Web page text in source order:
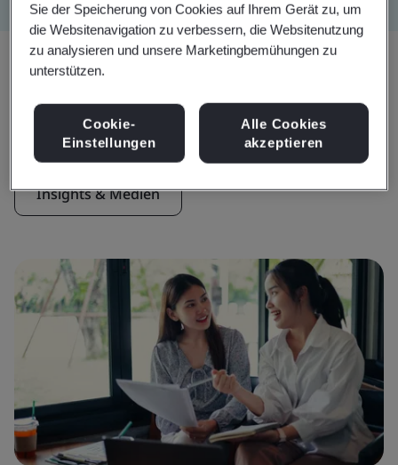
Aktuelle Insights
Insights & Medien
Sie der Speicherung von Cookies auf Ihrem Gerät zu, um
die Websitenavigation zu verbessern, die Websitenutzung
zu analysieren und unsere Marketingbemühungen zu
unterstützen.
Cookie-
Einstellungen
Alle Cookies
akzeptieren